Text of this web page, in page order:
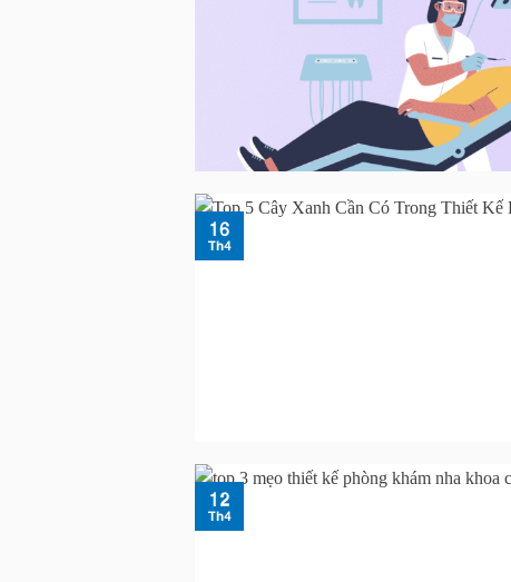
16
Th4
12
Th4